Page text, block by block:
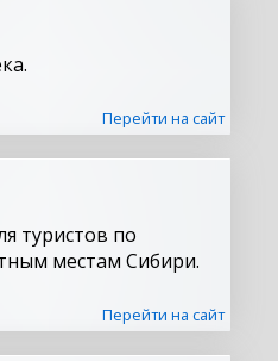
Перейти на сайт
туристов по
местам Сибири.
Перейти на сайт